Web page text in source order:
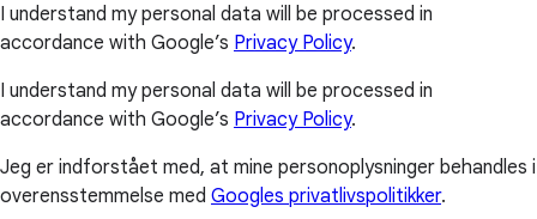
I understand my personal data will be processed in
accordance with Google’s Privacy Policy.
I understand my personal data will be processed in
accordance with Google’s Privacy Policy.
Jeg er indforstået med, at mine personoplysninger behandles i
overensstemmelse med Googles privatlivspolitikker.